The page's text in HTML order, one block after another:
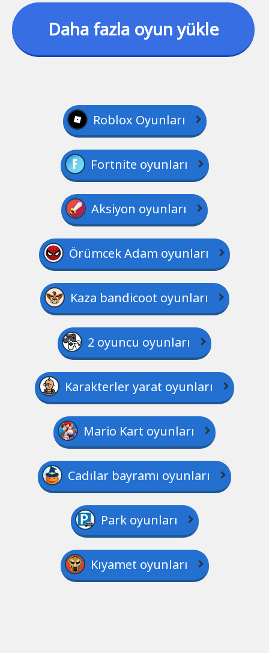
Daha fazla oyun yükle
Roblox Oyunları
Fortnite oyunları
Aksiyon oyunları
Örümcek Adam oyunları
Kaza bandicoot oyunları
2 oyuncu oyunları
Karakterler yarat oyunları
Mario Kart oyunları
Cadılar bayramı oyunları
Park oyunları
Kıyamet oyunları